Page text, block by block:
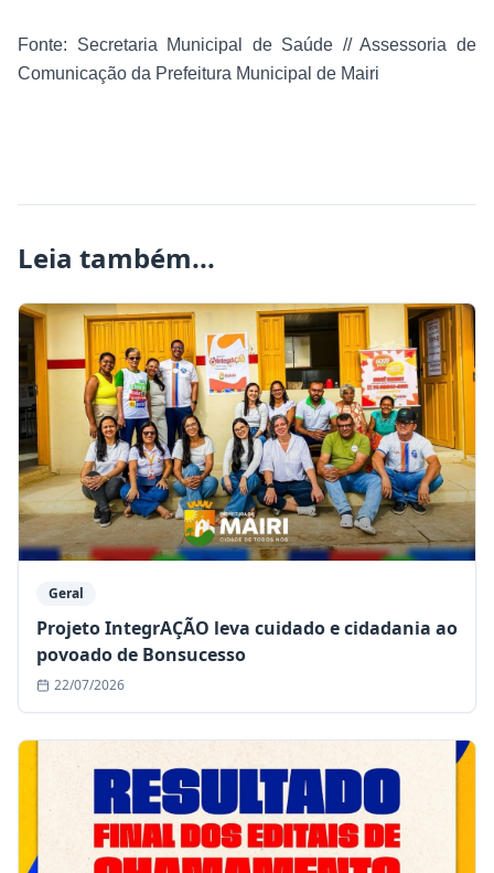
Fonte: Secretaria Municipal de Saúde // Assessoria de
Comunicação da Prefeitura Municipal de Mairi
Leia também...
Geral
Projeto IntegrAÇÃO leva cuidado e cidadania ao
povoado de Bonsucesso
22/07/2026